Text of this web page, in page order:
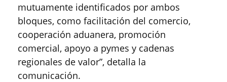
mutuamente identificados por ambos
bloques, como facilitación del comercio,
cooperación aduanera, promoción
comercial, apoyo a pymes y cadenas
regionales de valor”, detalla la
comunicación.